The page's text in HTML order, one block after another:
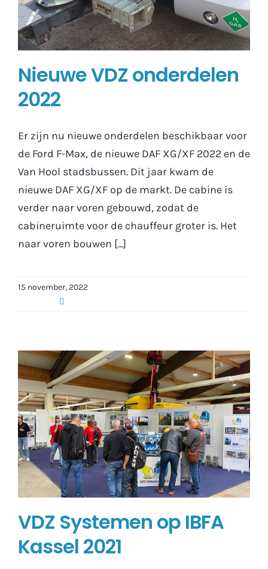
Nieuwe VDZ onderdelen
2022
Er zijn nu nieuwe onderdelen beschikbaar voor
de Ford F-Max, de nieuwe DAF XG/XF 2022 en de
Van Hool stadsbussen. Dit jaar kwam de
nieuwe DAF XG/XF op de markt. De cabine is
verder naar voren gebouwd, zodat de
cabineruimte voor de chauffeur groter is. Het
naar voren bouwen [...]
15 november, 2022
VDZ Systemen op IBFA
Kassel 2021